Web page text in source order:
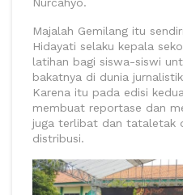
Majalah Gemilang itu
Hidayati selaku kepala
latihan bagi siswa-siswi
bakatnya di dunia
Karena itu pada edisi
membuat reportase dan
juga terlibat dan tataletak
distribusi.